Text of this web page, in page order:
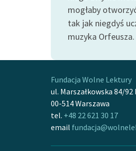
mogłaby
tak jak niegdyś
muzyka Orfeusza.
Fundacja Wolne Lektury
ul. Marszałkowska 84/92
00-514 Warszawa
tel. +48 22 621 30 17
email